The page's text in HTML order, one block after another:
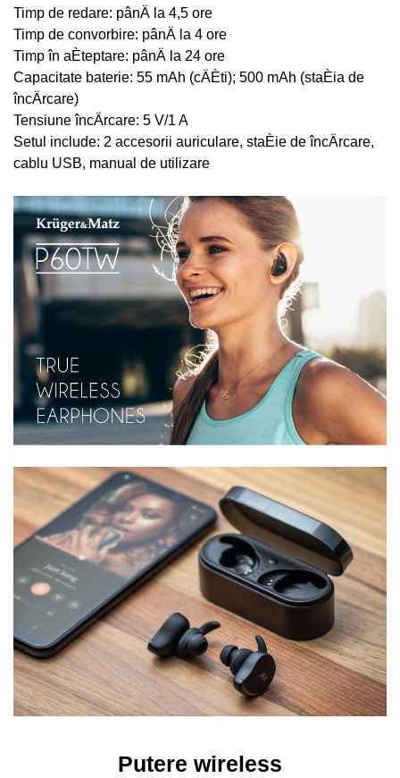
Timp de redare: pânÄ la 4,5 ore
Timp de convorbire: pânÄ la 4 ore
Timp în aÈteptare: pânÄ la 24 ore
Capacitate baterie: 55 mAh (cÄÈti); 500 mAh (staÈia de
încÄrcare)
Tensiune încÄrcare: 5 V/1 A
Setul include: 2 accesorii auriculare, staÈie de încÄrcare,
cablu USB, manual de utilizare
Putere wireless